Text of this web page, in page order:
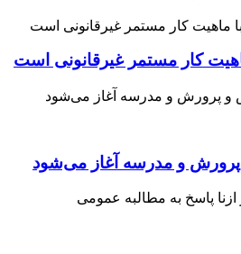
کار مستمر غیرقانونی است
و مدرسه آغاز می‌شود